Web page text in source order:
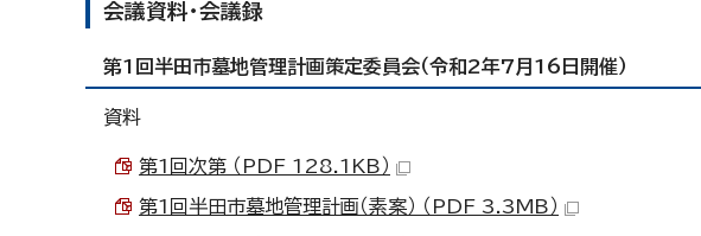
会議資料・会議録
第1回半田市墓地管理計画策定委員会（令和2年7月16日開催）
資料
第1回次第 （PDF 128.1KB）
第1回半田市墓地管理計画（素案） （PDF 3.3MB）